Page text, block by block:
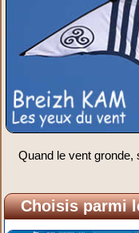
Quand le vent gronde,
Choisis parmi